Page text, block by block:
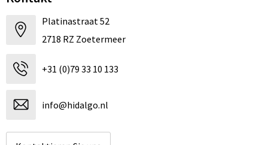
Platinastraat 52
2718 RZ Zoetermeer
+31 (0)79 33 10 133
info@hidalgo.nl